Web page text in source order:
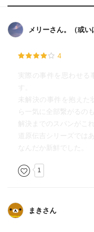
メリーさん。（或
4
実際の事件を思わせ
す。
未解決の事件を抱え
ら一気に全部繋がるのも
解決までのスパンがこ
道原伝吉シリーズでは
なんだか新鮮でした。
1
まきさん